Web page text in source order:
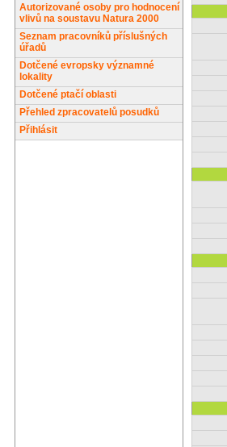
Autorizované osoby pro hodnocení
vlivů na soustavu Natura 2000
Seznam pracovníků příslušných
úřadů
Dotčené evropsky významné
lokality
Dotčené ptačí oblasti
Přehled zpracovatelů posudků
Přihlásit